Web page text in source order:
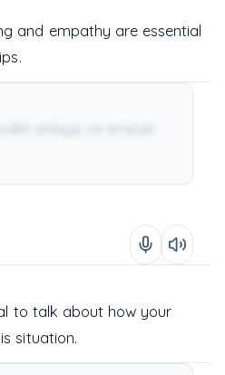
and empathy are essential
anlayış ve empati
to talk about how your
situation.